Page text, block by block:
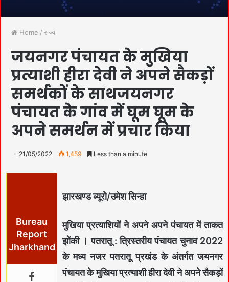
Home / राज्य
जयनगर पंचायत के मुखिया
प्रत्याशी हीरा देवी ने अपने सैकड़ों
समर्थकों के साथजयनगर
पंचायत के गांव में घूम घूम के
अपने समर्थन में प्रचार किया
21/05/2022 1,459 Less than a minute
Bureau
Report
Jharkhand
झारखण्ड ब्यूरो/उमेश सिन्हा
मुखिया प्रत्याशियों ने अपने अपने पंचायत में ताकत
झोंकी । पतरातू : त्रिस्तरीय पंचायत चुनाव 2022
के मध्य नजर पतरातू प्रखंड के अंतर्गत जयनगर
पंचायत के मुखिया प्रत्याशी हीरा देवी ने अपने सैकड़ों